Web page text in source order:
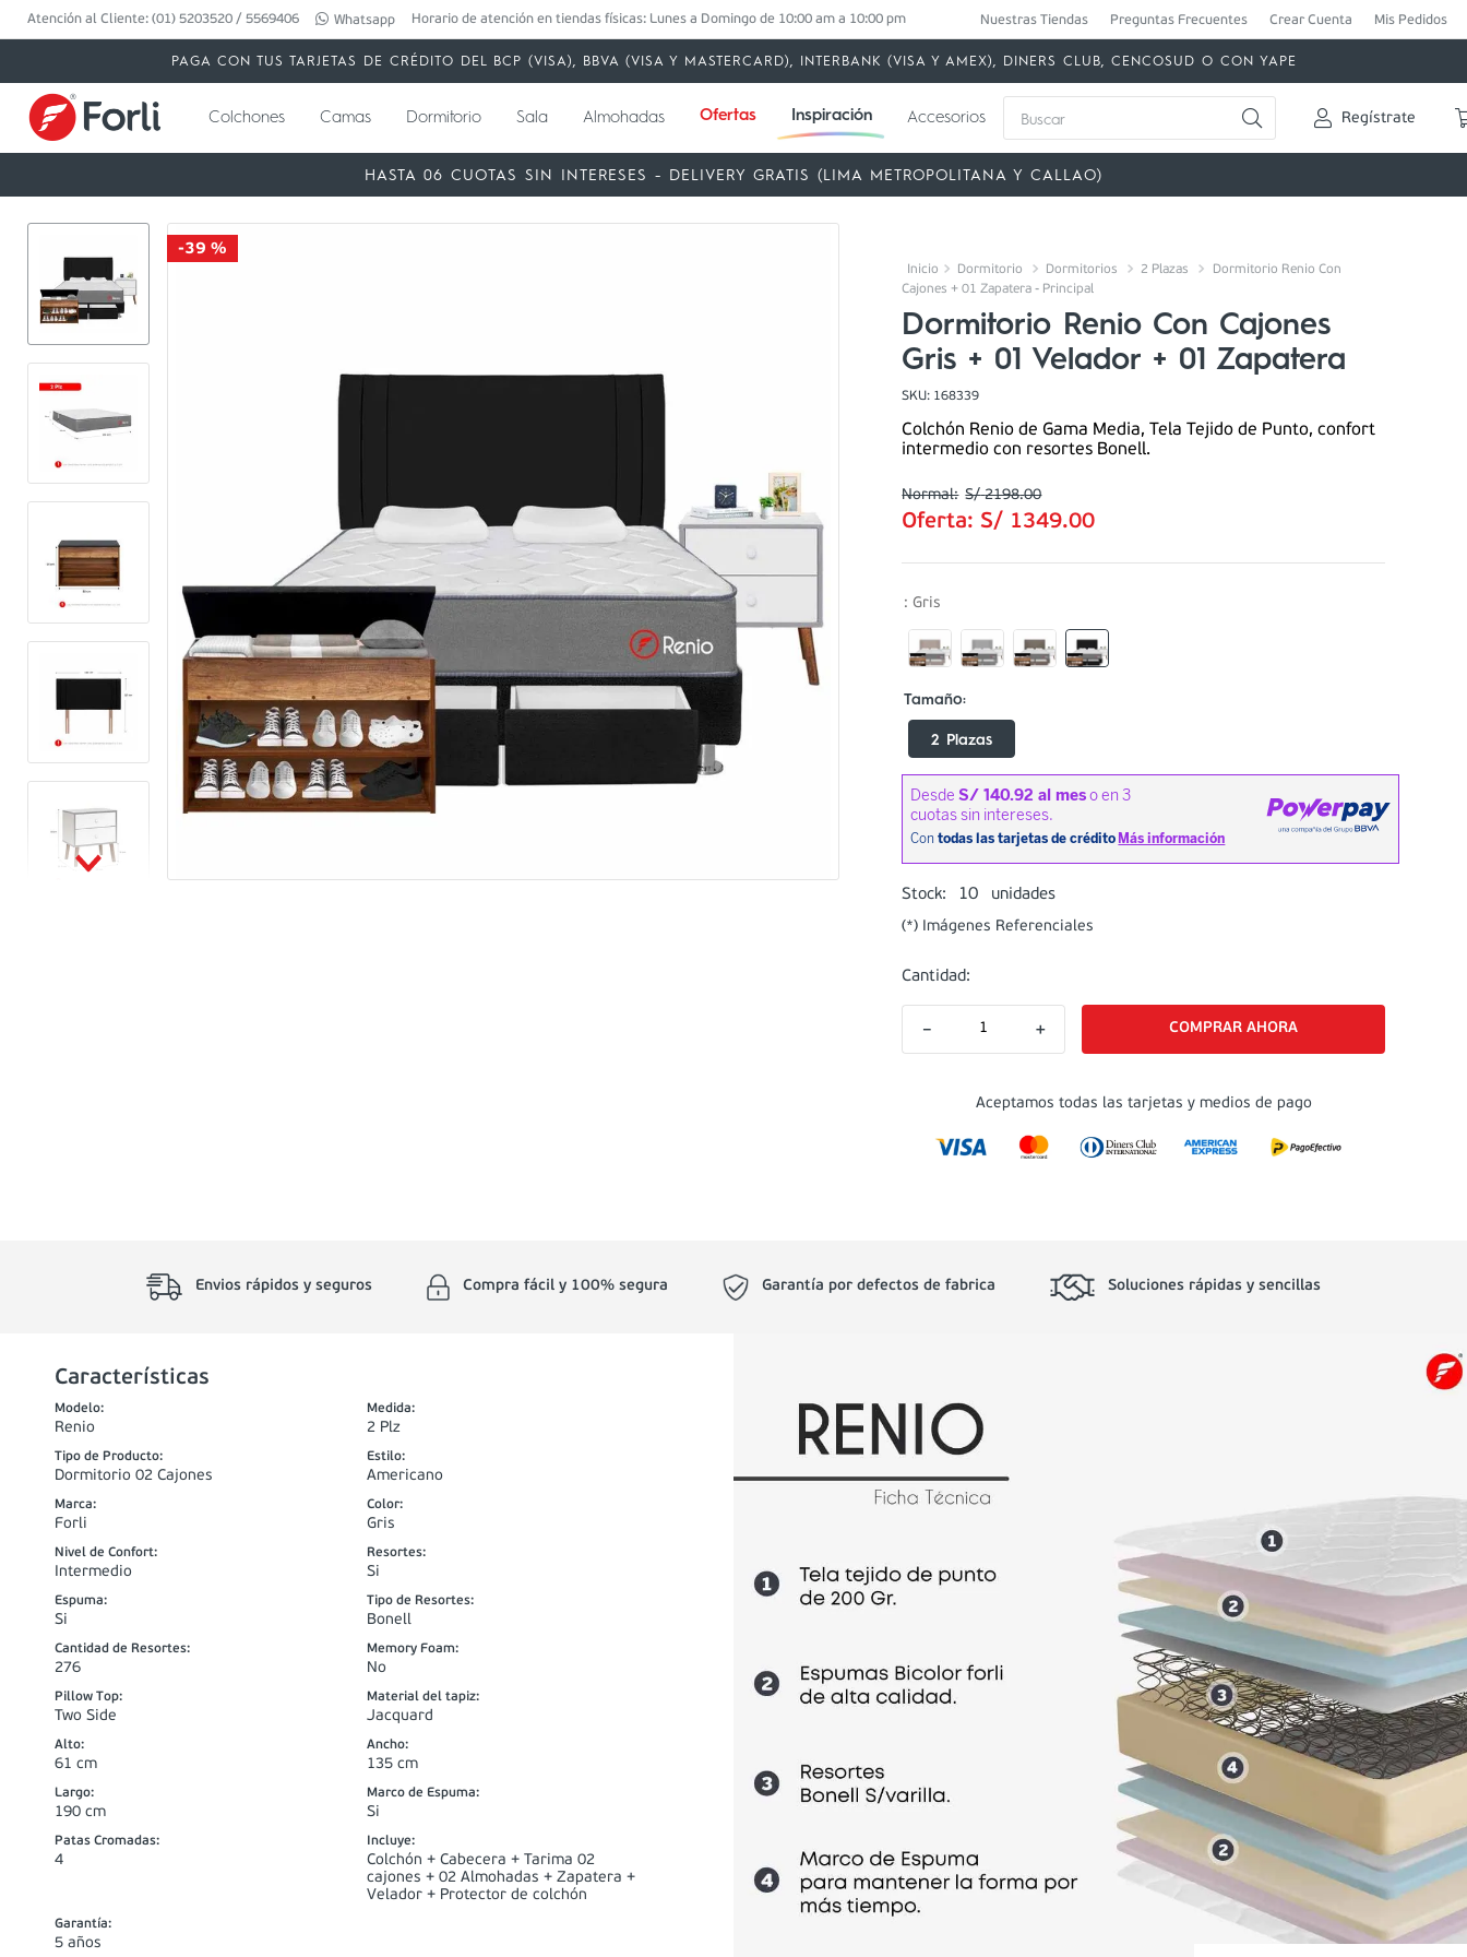
Atención al Cliente: (01) 5203520 / 5569406 Whatsapp Horario de atención en tiendas físicas: Lunes a Domingo de 10:00 am a 10:00 pm Nuestras Tiendas Preguntas Frecuentes Crear Cuenta Mis Pedidos
PAGA CON TUS TARJETAS DE CRÉDITO DEL BCP (VISA), BBVA (VISA Y MASTERCARD), INTERBANK (VISA Y AMEX), DINERS CLUB, CENCOSUD O CON YAPE
Colchones Camas Dormitorio Sala Almohadas Ofertas Inspiración Accesorios Regístrate
HASTA 06 CUOTAS SIN INTERESES - DELIVERY GRATIS (LIMA METROPOLITANA Y CALLAO)
-39 %
Dormitorio Dormitorios 2 Plazas
Dormitorio Renio Con
Cajones + 01 Zapatera - Principal
Dormitorio Renio Con Cajones
Gris + 01 Velador + 01 Zapatera
SKU: 168339
Colchón Renio de Gama Media, Tela Tejido de Punto, confort
intermedio con resortes Bonell.
S/ 2198.00
Oferta:S/ 1349.00
: Gris
2 Plazas
Stock: 10
unidades
(*) Imágenes Referenciales
Cantidad:
＋
－
Aceptamos todas las tarjetas y medios de pago
Envios rápidos y seguros Compra fácil y 100% segura Garantía por defectos de fabrica Soluciones rápidas y sencillas
Características
Modelo:
Renio
Medida:
2 Plz
Tipo de Producto:
Dormitorio 02 Cajones
Estilo:
Americano
Marca:
Forli
Color:
Gris
Nivel de Confort:
Intermedio
Resortes:
Si
Espuma:
Si
Tipo de Resortes:
Bonell
Cantidad de Resortes:
276
Memory Foam:
No
Pillow Top:
Two Side
Material del tapiz:
Jacquard
Alto:
61 cm
Ancho:
135 cm
Largo:
190 cm
Marco de Espuma:
Si
Patas Cromadas:
4
Incluye:
Colchón + Cabecera + Tarima 02
cajones + 02 Almohadas + Zapatera +
Velador + Protector de colchón
Garantía:
5 años